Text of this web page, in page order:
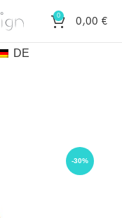
0 0,00 €
DE
-30%